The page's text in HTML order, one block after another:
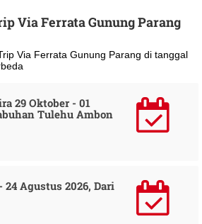
Via Ferrata Gunung Parang
Via Ferrata Gunung Parang di tanggal
29 Oktober - 01
Tulehu Ambon
24 Agustus 2026, Dari